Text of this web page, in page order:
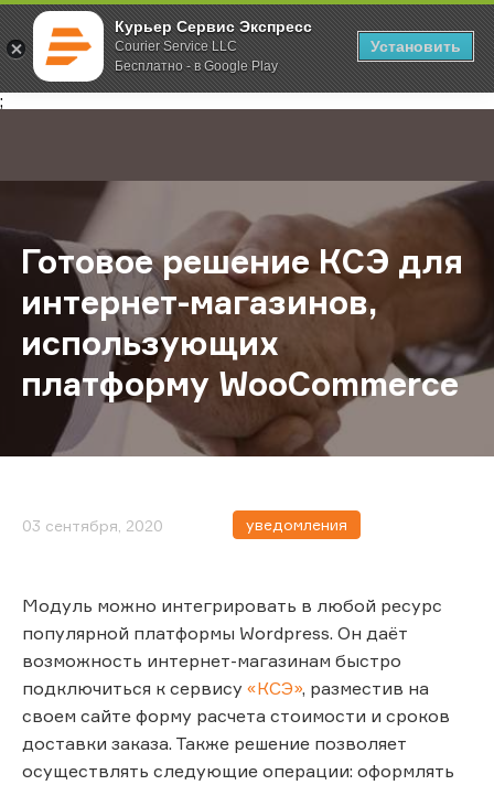
Курьер Сервис Экспресс
Courier Service LLC
Бесплатно - в Google Play
Установить
;
Главная О компании Новости Готовое решение КСЭ для
Готовое решение КСЭ для
интернет-магазинов,
использующих
платформу WooCommerce
03 сентября, 2020 уведомления
Модуль можно интегрировать в любой ресурс
популярной платформы Wordpress. Он даёт
возможность интернет-магазинам быстро
подключиться к сервису «КСЭ», разместив на
своем сайте форму расчета стоимости и сроков
доставки заказа. Также решение позволяет
осуществлять следующие операции: оформлять